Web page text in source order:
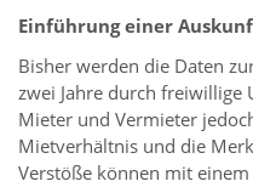
Einführung einer
Bisher werden die Daten
zwei Jahre durch freiwillige
Mieter und Vermieter
Mietverhältnis und die
Verstöße können mit